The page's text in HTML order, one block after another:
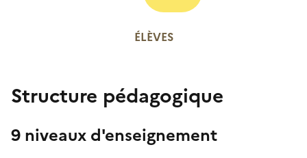
ÉLÈVES
Structure pédagogique
9 niveaux d'enseignement